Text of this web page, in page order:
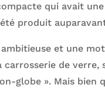
qui avait
produit
et une
de
globe ». Mais bien